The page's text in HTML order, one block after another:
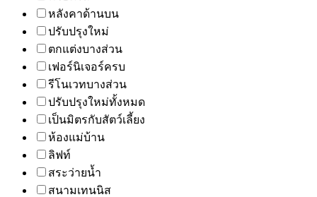
หลังคาด้านบน
ปรับปรุงใหม่
ตกแต่งบางส่วน
เฟอร์นิเจอร์ครบ
รีโนเวทบางส่วน
ปรับปรุงใหม่ทั้งหมด
เป็นมิตรกับสัตว์เลี้ยง
ห้องแม่บ้าน
ลิฟท์
สระว่ายน้ำ
สนามเทนนิส